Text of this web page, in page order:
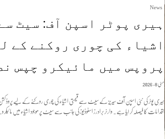
News
ہیری پوٹر اسپن آف: سیٹ
اشیاء کی چوری روکنے کے
پروپس میں مائیکرو چپس
مئی 8, 2026
ہیری پوٹر کی نئی اسپن آف سیریز کے سیٹ سے قیمتی اشیاء کی چوری روکنے کے لیے
اقدامات کا فیصلہ کر لیا ہے۔ وارنر برادرز اسٹوڈیوز کی جانب سے سیٹ پر موجود اشیاء میں